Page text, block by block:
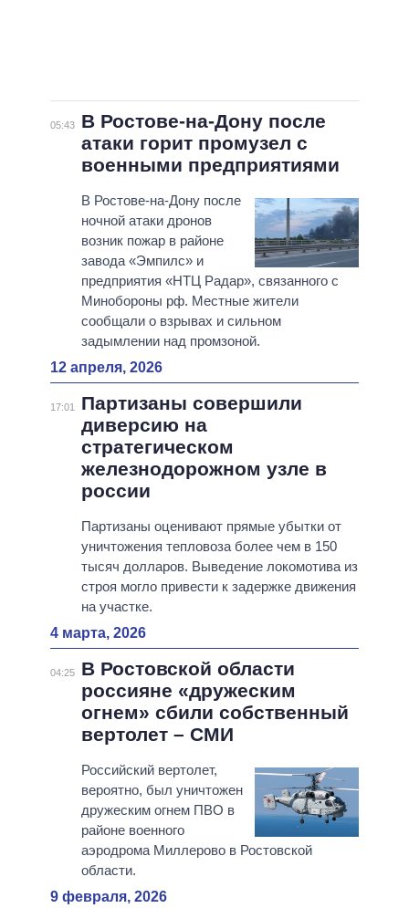
05:43
В Ростове-на-Дону после
атаки горит промузел с
военными предприятиями
В Ростове-на-Дону после
ночной атаки дронов
возник пожар в районе
завода «Эмпилс» и
предприятия «НТЦ Радар», связанного с
Минобороны рф. Местные жители
сообщали о взрывах и сильном
задымлении над промзоной.
12 апреля, 2026
17:01
Партизаны совершили
диверсию на
стратегическом
железнодорожном узле в
россии
Партизаны оценивают прямые убытки от
уничтожения тепловоза более чем в 150
тысяч долларов. Выведение локомотива из
строя могло привести к задержке движения
на участке.
4 марта, 2026
04:25
В Ростовской области
россияне «дружеским
огнем» сбили собственный
вертолет – СМИ
Российский вертолет,
вероятно, был уничтожен
дружеским огнем ПВО в
районе военного
аэродрома Миллерово в Ростовской
области.
9 февраля, 2026